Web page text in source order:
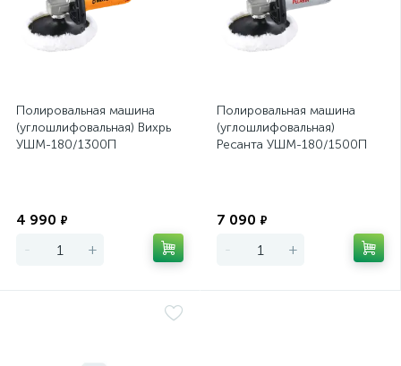
Полировальная машина
(углошлифовальная) Вихрь
УШМ-180/1300П
4 990 ₽
- +
Полировальная машина
(углошлифовальная)
Ресанта УШМ-180/1500П
7 090 ₽
- +